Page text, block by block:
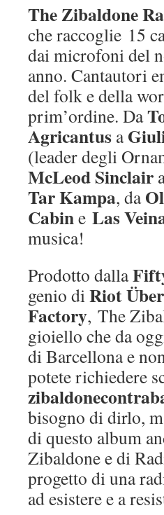
The Zibaldone
che raccoglie 15
dai microfoni del
anno. Cantautori
del folk e della
prim’ordine. Da
Agricantus a
(leader degli
McLeod Sinclair
Tar Kampa, da
Cabine Las
musica!
Prodotto dalla
genio diRiot
Factory, The
gioiello che da
di Barcellona e
potete richiedere
bisogno di dirlo,
di questo album
Zibaldone e di
progetto di una
ad esistere e a